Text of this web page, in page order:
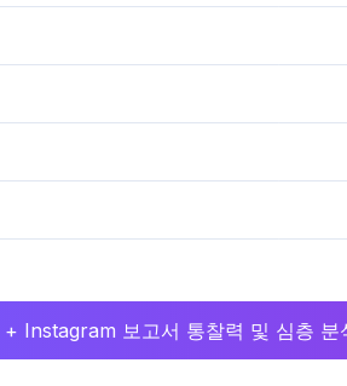
+ Instagram 보고서 통찰력 및 심층 분